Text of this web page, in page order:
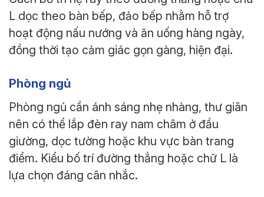
L dọc theo bàn bếp, đảo bếp nhằm hỗ trợ
hoạt động nấu nướng và ăn uống hàng ngày,
đồng thời tạo cảm giác gọn gàng, hiện đại.
Phòng ngủ
Phòng ngủ cần ánh sáng nhẹ nhàng, thư giãn
nên có thể lắp đèn ray nam châm ở đầu
giường, dọc tường hoặc khu vực bàn trang
điểm. Kiểu bố trí đường thẳng hoặc chữ L là
lựa chọn đáng cân nhắc.